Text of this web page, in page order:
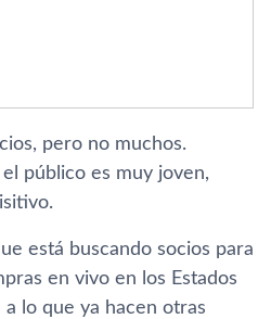
pero no muchos.
público es muy joven,
está buscando socios para
en vivo en los Estados
lo que ya hacen otras